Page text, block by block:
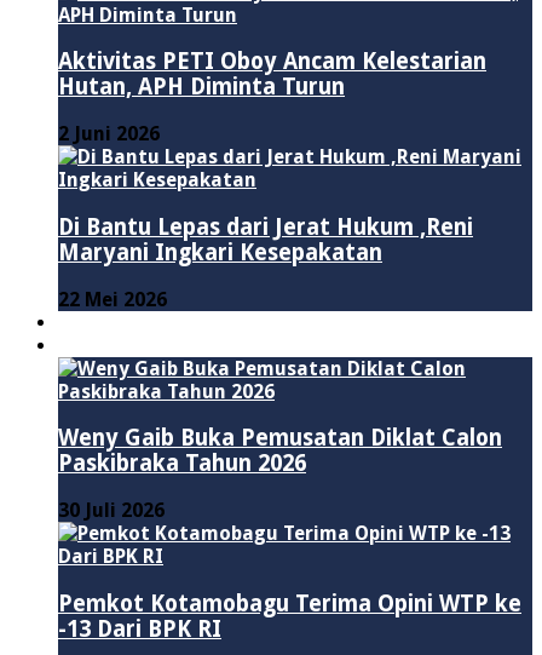
Aktivitas PETI Oboy Ancam Kelestarian
Hutan, APH Diminta Turun
2 Juni 2026
Di Bantu Lepas dari Jerat Hukum ,Reni
Maryani Ingkari Kesepakatan
22 Mei 2026
Weny Gaib Buka Pemusatan Diklat Calon
Paskibraka Tahun 2026
30 Juli 2026
Pemkot Kotamobagu Terima Opini WTP ke
-13 Dari BPK RI